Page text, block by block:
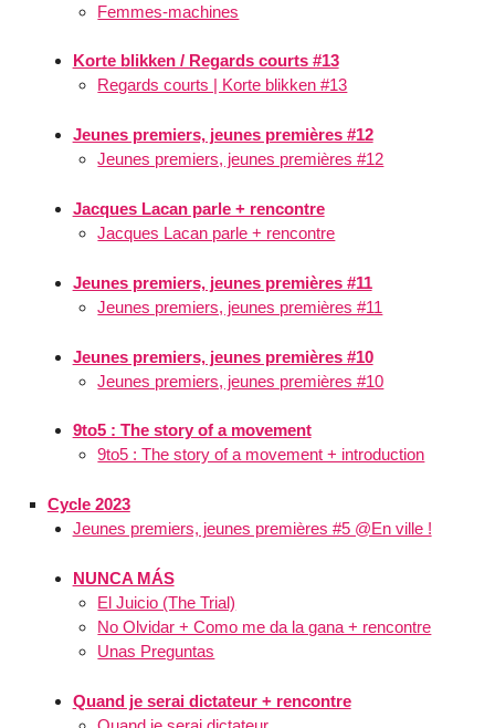
Femmes-machines
Korte blikken / Regards courts #13
Regards courts | Korte blikken #13
Jeunes premiers, jeunes premières #12
Jeunes premiers, jeunes premières #12
Jacques Lacan parle + rencontre
Jacques Lacan parle + rencontre
Jeunes premiers, jeunes premières #11
Jeunes premiers, jeunes premières #11
Jeunes premiers, jeunes premières #10
Jeunes premiers, jeunes premières #10
9to5 : The story of a movement
9to5 : The story of a movement + introduction
Cycle 2023
Jeunes premiers, jeunes premières #5 @En ville !
NUNCA MÁS
El Juicio (The Trial)
No Olvidar + Como me da la gana + rencontre
Unas Preguntas
Quand je serai dictateur + rencontre